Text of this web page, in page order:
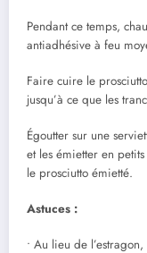
Pendant ce temps,
antiadhésive à feu
Faire cuire le
jusqu’à ce que les
Égoutter sur une
et les émietter en
le prosciutto émietté.
Astuces :
• Au lieu de